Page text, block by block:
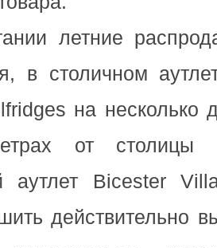
летние
в столичном
на несколько
от столицы
аутлет Bicester
действительно